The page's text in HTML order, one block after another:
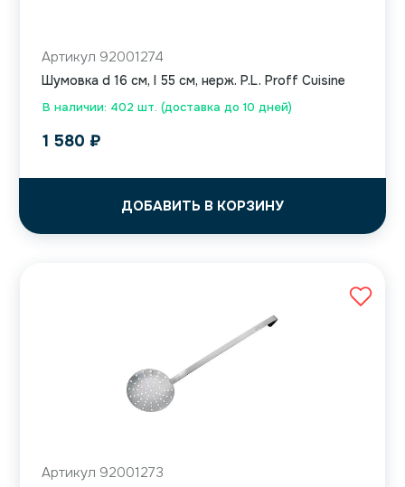
В наличии: 402 шт. (доставка до 10 дней)
Артикул 92001274
Шумовка d 16 см, l 55 см, нерж. P.L. Proff Cuisine
1 580 ₽
ДОБАВИТЬ В КОРЗИНУ
Артикул 92001273